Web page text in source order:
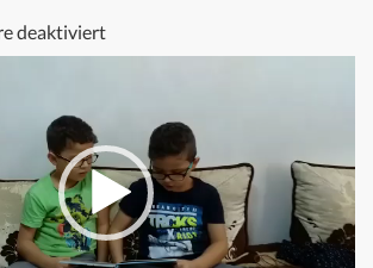
deaktiviertfür
IMG_4837